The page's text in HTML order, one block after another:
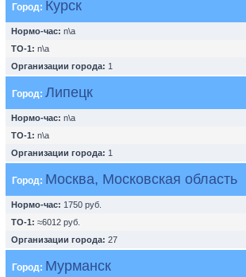
Город: Курск
Нормо-час: n\a
ТО-1: n\a
Организации города: 1
Город: Липецк
Нормо-час: n\a
ТО-1: n\a
Организации города: 1
Город: Москва, Московская область
Нормо-час: 1750 руб.
ТО-1: ≈6012 руб.
Организации города: 27
Город: Мурманск